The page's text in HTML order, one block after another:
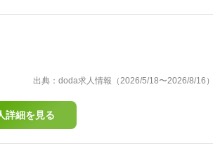
出典：doda求人情報（2026/5/18〜2026/8/16
詳細を見る